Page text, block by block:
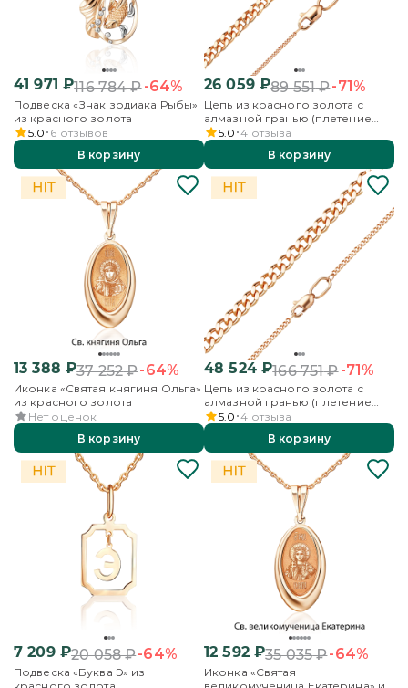
41 971 ₽116 784₽-64%
Подвеска «Знак зодиака Рыбы»
из красного золота
5.0 6 отзывов
В корзину
26 059₽89 551₽-71%
Цепь из красного золота с
алмазной гранью (плетение
«Панцирное»)
5.0 4 отзыва
В корзину
13 388 ₽37 252₽-64%
Иконка «Святая княгиня Ольга»
из красного золота
Нет оценок
В корзину
48 524₽166 751₽-71%
Цепь из красного золота с
алмазной гранью (плетение
«Панцирное»)
5.0 4 отзыва
В корзину
7 209₽20 058₽-64%
Подвеска «Буква Э» из
12 592₽35 035₽-64%
Иконка «Святая